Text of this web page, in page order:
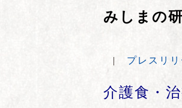
みしまの
| プレスリリ
介護食・